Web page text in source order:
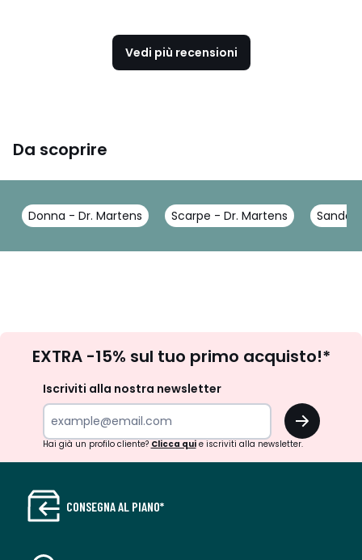
Vedi più recensioni
Da scoprire
Donna - Dr. Martens Scarpe - Dr. Martens Sandali
newsletter
EXTRA -15% sul tuo primo acquisto!*
Iscriviti alla nostra newsletter
OK
Hai già un profilo cliente? Clicca quie iscriviti alla newsletter.
CONSEGNA AL PIANO*